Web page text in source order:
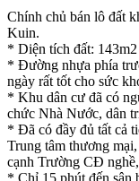
Chính chủ bán lô đất
Kuin.
* Diện tích đất:
* Đường nhựa phía
ngày rất tốt cho sức
* Khu dân cư đã có
chức Nhà Nước, dân
* Đã có đầy đủ tất cả
Trung tâm thương
cạnh Trường CĐ
* Chỉ 15 phút đến sân